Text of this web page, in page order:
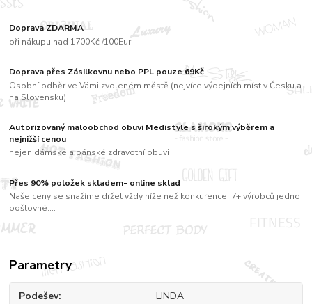
Doprava ZDARMA
při nákupu nad 1700Kč /100Eur
Doprava přes Zásilkovnu nebo PPL pouze 69Kč
Osobní odběr ve Vámi zvoleném městě (nejvíce výdejních míst v Česku a
na Slovensku)
Autorizovaný maloobchod obuvi Medistyle s širokým výběrem a
nejnižší cenou
nejen dámské a pánské zdravotní obuvi
Přes 90% položek skladem- online sklad
Naše ceny se snažíme držet vždy níže než konkurence. 7+ výrobců jedno
poštovné....
Parametry
Podešev LINDA